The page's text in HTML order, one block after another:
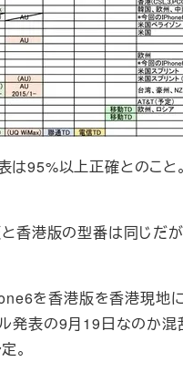
は95%以上正確とのこと。
香港版の型番は同じだ
を香港版を香港現地
ル発表の9月19日なのか
。